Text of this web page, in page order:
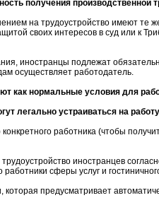
получения производственной
на трудоустройство имеют те
своих интересов в суд или к
иностранцы подлежат
осуществляет работодатель.
как нормальные условия для
легально устраиваться на
работника (чтобы
иностранцев
работники сферы услуг и
предусматривает